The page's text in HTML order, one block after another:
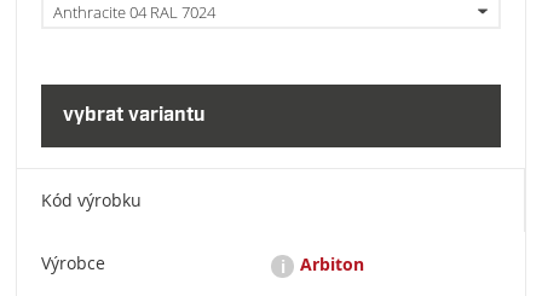
Anthracite 04 RAL 7024
Kód výrobku
Výrobce i Arbiton